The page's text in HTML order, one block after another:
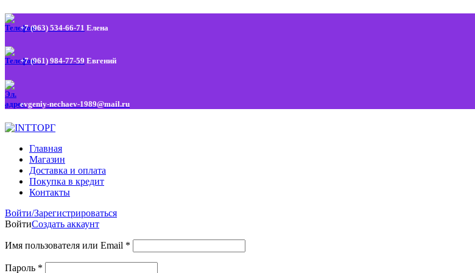
+7 (963) 534-66-71 Елена
+7 (961) 984-77-59 Евгений
evgeniy-nechaev-1989@mail.ru
Главная
Магазин
Доставка и оплата
Покупка в кредит
Контакты
Войти/Зарегистрироваться
ВойтиСоздать аккаунт
Имя пользователя или Email *
Пароль *